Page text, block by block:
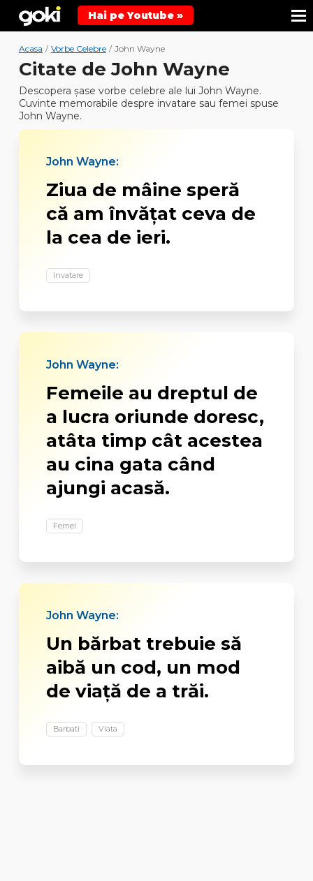
Hai pe Youtube »
Acasa / Vorbe Celebre / John Wayne
Citate de John Wayne
Descopera şase vorbe celebre ale lui John Wayne.
Cuvinte memorabile despre invatare sau femei spuse
John Wayne.
John Wayne:
Ziua de mâine speră
că am învăţat ceva de
la cea de ieri.
Invatare
John Wayne:
Femeile au dreptul de
a lucra oriunde doresc,
atâta timp cât acestea
au cina gata când
ajungi acasă.
Femei
John Wayne:
Un bărbat trebuie să
aibă un cod, un mod
de viaţă de a trăi.
Barbati Viata